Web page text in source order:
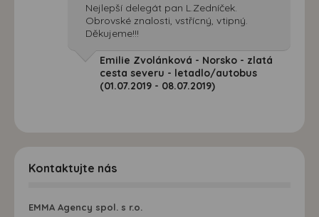
Nejlepší delegát pan L.Zedníček.
Obrovské znalosti, vstřícný, vtipný.
Děkujeme!!!
Emilie Zvolánková - Norsko - zlatá
cesta severu - letadlo/autobus
(01.07.2019 - 08.07.2019)
Kontaktujte nás
EMMA Agency spol. s r.o.